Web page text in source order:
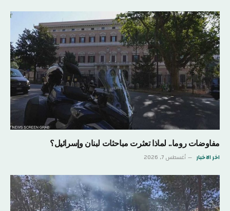
مفاوضات روما.. لماذا تعثرت مباحثات لبنان وإسرائيل؟
اخر الاخبار أغسطس 7, 2026